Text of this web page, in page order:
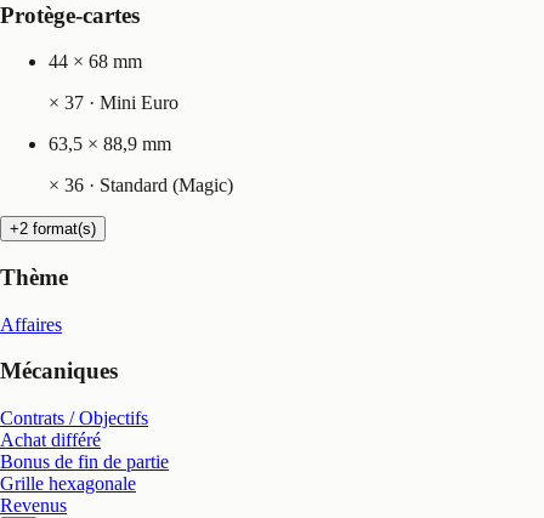
Protège-cartes
44 × 68 mm
× 37 · Mini Euro
63,5 × 88,9 mm
× 36 · Standard (Magic)
+2 format(s)
Thème
Affaires
Mécaniques
Contrats / Objectifs
Achat différé
Bonus de fin de partie
Grille hexagonale
Revenus